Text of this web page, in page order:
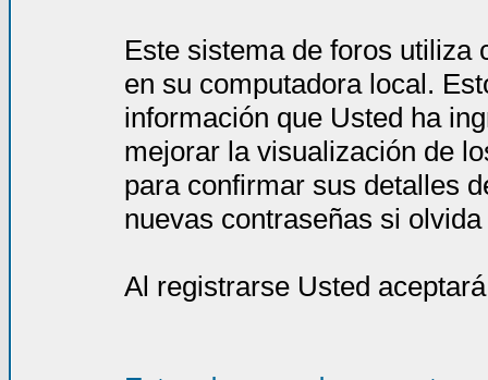
Este sistema de foros utiliza
en su computadora local.
información que Usted ha
mejorar la visualización de
para confirmar sus detalles
nuevas contraseñas si
Al registrarse Usted